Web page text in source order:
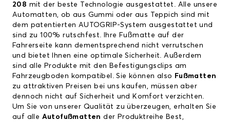
208 mit der beste Technologie ausgestattet. Alle unsere
Automatten, ob aus Gummi oder aus Teppich sind mit
dem patentierten AUTOGRIP-System ausgestattet und
sind zu 100% rutschfest. Ihre Fußmatte auf der
Fahrerseite kann dementsprechend nicht verrutschen
und bietet Ihnen eine optimale Sicherheit. Außerdem
sind alle Produkte mit den Befestigungsclips am
Fahrzeugboden kompatibel. Sie können also Fußmatten
zu attraktiven Preisen bei uns kaufen, müssen aber
dennoch nicht auf Sicherheit und Komfort verzichten.
Um Sie von unserer Qualität zu überzeugen, erhalten Sie
auf alle Autofußmatten der Produktreihe Best,